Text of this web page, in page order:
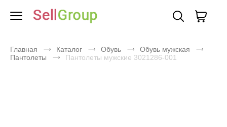
Главная Каталог Обувь
Обувь мужская
Пантолеты
Пантолеты мужские 3021286-001